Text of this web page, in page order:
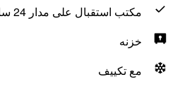
مكتب استقبال على مدار 24 ساعة
خزنه
مع تكييف